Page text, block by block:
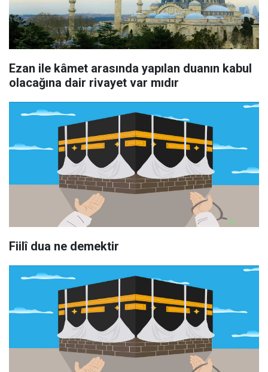
Ezan ile kâmet arasında yapılan duanın kabul
olacağına dair rivayet var mıdır
Fiilî dua ne demektir